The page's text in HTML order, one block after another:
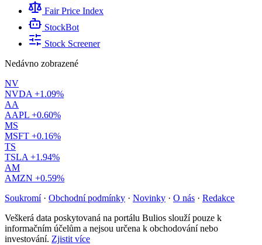
Fair Price Index
StockBot
Stock Screener
Nedávno zobrazené
NV
NVDA +1.09%
AA
AAPL +0.60%
MS
MSFT +0.16%
TS
TSLA +1.94%
AM
AMZN +0.59%
Soukromí · Obchodní podmínky · Novinky · O nás · Redakce
Veškerá data poskytovaná na portálu Bulios slouží pouze k
informačním účelům a nejsou určena k obchodování nebo
investování. Zjistit více